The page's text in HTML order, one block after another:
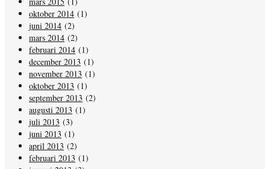
oktober 2014 (1)
juni 2014 (2)
mars 2014 (2)
februari 2014 (1)
december 2013 (1)
november 2013 (1)
oktober 2013 (1)
september 2013 (2)
augusti 2013 (1)
juli 2013 (3)
juni 2013 (1)
april 2013 (2)
februari 2013 (1)